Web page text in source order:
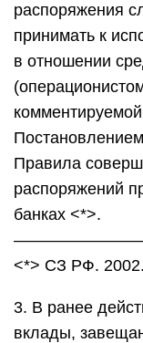
распоряжения
принимать к
в отношении
Правила
распоряжений
банках <*>.
<*> СЗ РФ.
3. В ранее
вклады,